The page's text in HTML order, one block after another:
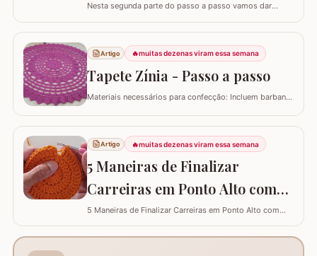
Nesta segunda parte do passo a passo vamos dar
pronto... PARTE 1 - TAPETE REDONDO COM FLOR
PRIMAVERA PASSO A PASSO PARTE 1 PARTE 3 - TAPETE
REDONDO COM FLOR PRIMAVERA PASSO A PASSO
PARTE 3 FLOR PRIMAVERA PASSO A PASSO - FLOR
PRIMAVERA PASSO A PASSO
Artigo 🔥muitas dezenas viram essa semana
Tapete Zínia - Passo a passo
Materiais necessários para confecção: Incluem barbante
início e montagem da flor Zínia: Após finalizar a flor, não
corte o fio, mas prenda-o com ponto baixo no ponto
picô, para continuar o…
Artigo 🔥muitas dezenas viram essa semana
5 Maneiras de Finalizar
Carreiras em Ponto Alto com
Perfeição e Elegância
5 Maneiras de Finalizar Carreiras em Ponto Alto com